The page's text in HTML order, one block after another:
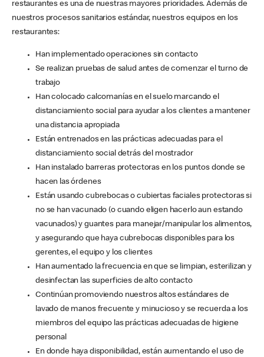
restaurantes es una de nuestras mayores prioridades. Además de
nuestros procesos sanitarios estándar, nuestros equipos en los
restaurantes:
Han implementado operaciones sin contacto
Se realizan pruebas de salud antes de comenzar el turno de
trabajo
Han colocado calcomanías en el suelo marcando el
distanciamiento social para ayudar a los clientes a mantener
una distancia apropiada
Están entrenados en las prácticas adecuadas para el
distanciamiento social detrás del mostrador
Han instalado barreras protectoras en los puntos donde se
hacen las órdenes
Están usando cubrebocas o cubiertas faciales protectoras si
no se han vacunado (o cuando eligen hacerlo aun estando
vacunados) y guantes para manejar/manipular los alimentos,
y asegurando que haya cubrebocas disponibles para los
gerentes, el equipo y los clientes
Han aumentado la frecuencia en que se limpian, esterilizan y
desinfectan las superficies de alto contacto
Continúan promoviendo nuestros altos estándares de
lavado de manos frecuente y minucioso y se recuerda a los
miembros del equipo las prácticas adecuadas de higiene
personal
En donde haya disponibilidad, están aumentando el uso de